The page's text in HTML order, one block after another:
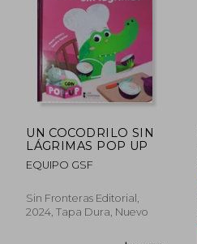
45%
UN COCODRILO SIN
LÁGRIMAS POP UP
EQUIPO GSF
Sin Fronteras Editorial,
2024, Tapa Dura, Nuevo